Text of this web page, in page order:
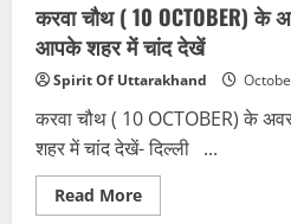
करवा चौथ ( 10 OCTOBER) के
आपके शहर में चांद देखें
Spirit Of Uttarakhand
करवा चौथ ( 10 OCTOBER) के
शहर में चांद देखें- दिल्ली ...
Read MoreRead
more